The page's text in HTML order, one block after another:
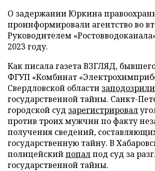
О задержании Юркина
проинформировали агентство во
Руководителем
2023 году.
Как писала газета ВЗГЛЯД,
ФГУП «Комбинат
Свердловской области заподозрили
государственной тайны. Санкт-
городской суд зарегистрировал
против троих мужчин по факту
получения сведений,
государственную тайну. В
полицейскийпопалпод суд за
государственной тайны.